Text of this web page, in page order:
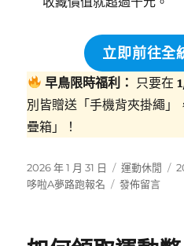
立即前往全
早鳥限時福利： 只要在
別皆贈送「手機背夾掛繩」
疊箱」！
發
佈
2026 年 1 月 31 日
分
類
運動休閒
哆啦A夢路跑報名
在
發佈留言